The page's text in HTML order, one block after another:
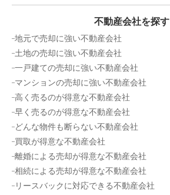
不動産会社を探す
地元で売却に強い不動産会社
土地の売却に強い不動産会社
一戸建ての売却に強い不動産会社
マンションの売却に強い不動産会社
高く売るのが得意な不動産会社
早く売るのが得意な不動産会社
どんな物件も断らない不動産会社
買取が得意な不動産会社
離婚による売却が得意な不動産会社
相続による売却が得意な不動産会社
リースバックに対応できる不動産会社